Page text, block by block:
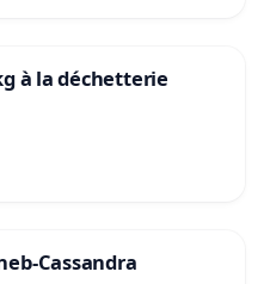
à la déchetterie
Cassandra